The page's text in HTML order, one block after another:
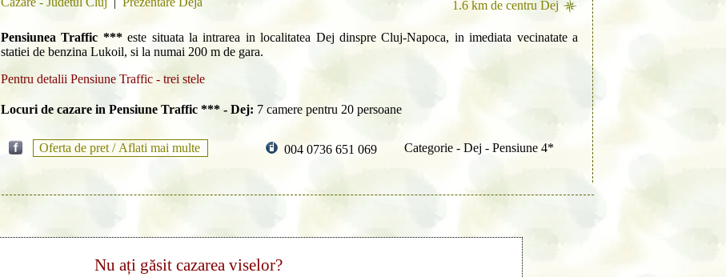
1.6 km de centru Dej
Pensiunea Traffic ***este situata la intrarea in localitatea Dej dinspre Cluj-Napoca, in imediata vecinatate a
statiei de benzina Lukoil, si la numai 200 m de gara.
Pentru detalii Pensiune Traffic - trei stele
Locuri de cazare in Pensiune Traffic *** - Dej: 7 camere pentru 20 persoane
Oferta de pret / Aflati mai multe 004 0736 651 069 Categorie - Dej - Pensiune 4*
Nu ați găsit cazarea viselor?